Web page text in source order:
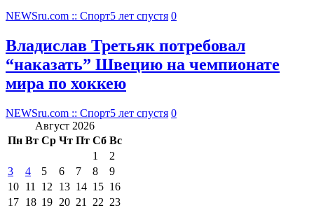
NEWSru.com :: Спорт5 лет спустя 0
Владислав Третьяк потребовал
“наказать” Швецию на чемпионате
мира по хоккею
NEWSru.com :: Спорт5 лет спустя 0
Август 2026
Пн Вт Ср Чт Пт Сб Вс
1
2
3
4 5 6 7 8
9
10 11 12 13 14 15 16
17 18 19 20 21 22 23